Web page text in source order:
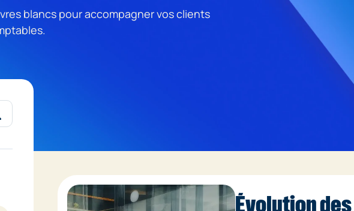
blancs pour accompagner vos clients
Évolution des